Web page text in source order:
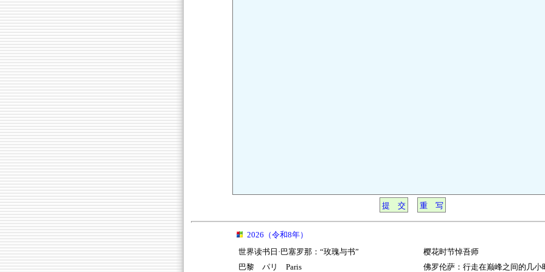
2026（令和8年）
世界读书日·巴塞罗那：“玫瑰与书”
巴黎 パリ Paris
樱花时节悼吾师
佛罗伦萨：行走在巅峰之间的几小